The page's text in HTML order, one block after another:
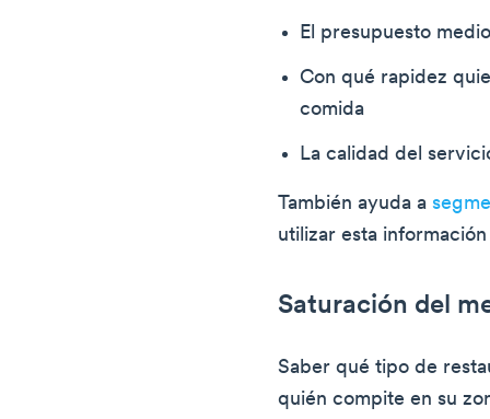
El presupuesto
Con qué rapidez
comida
La calidad del
También ayuda a
utilizar esta
Saturación del
Saber qué tipo de
quién compite en su